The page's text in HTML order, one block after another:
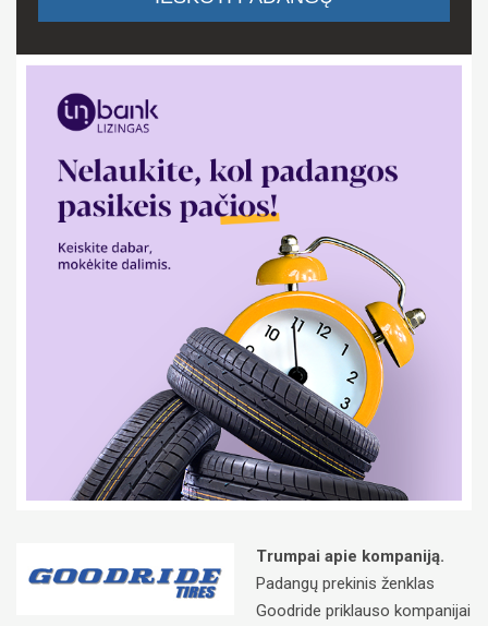
Trumpai apie kompaniją.
Padangų prekinis ženklas
Goodride priklauso kompanijai